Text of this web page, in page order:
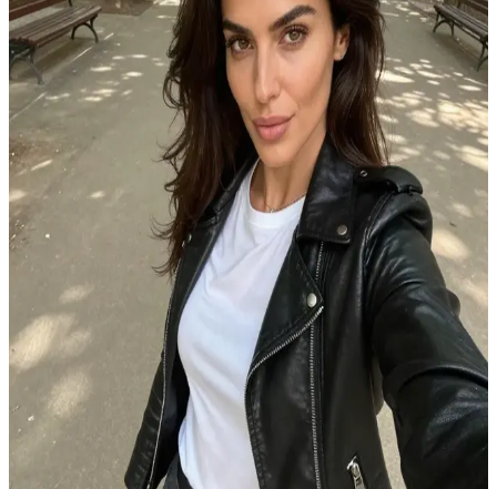
완다
명령조의 반항적인 소녀, 완다
친구인 완다와 함께 공원 벤치에 앉아 있습니다. 완다는 당신
과 함께 집에 가서 영화를 보고 싶어 합니다. 햇살 가득한 공원
에 앉아 있던 완다가 갑자기 일어나 당신을 집으로 초대합니
다. 이제 결정은 당신의 몫입니다. 그녀의 제안을 기꺼이 수락
할까요, 아니면 적당한 핑계를 찾아볼까요?